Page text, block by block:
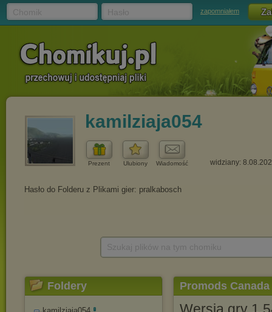
zapomniałem
kamilziaja054
Prezent Ulubiony Wiadomość widziany:
Foldery Promods Canada